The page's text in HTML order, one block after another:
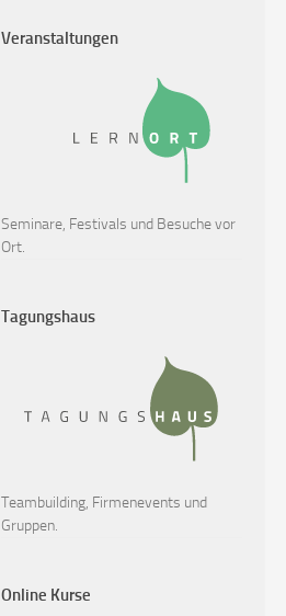
Veranstaltungen
Seminare, Festivals und Besuche vor
Ort.
Tagungshaus
Teambuilding, Firmenevents und
Gruppen.
Online Kurse